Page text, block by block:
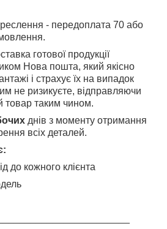
- передоплата 70 або
готової продукції
Нова пошта, який якісно
і страхує їх на випадок
не ризикуєте, відправляючи
товар таким чином.
днів з моменту отримання
всіх деталей.
до кожного клієнта